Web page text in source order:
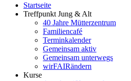
Startseite
Treffpunkt Jung & Alt
40 Jahre Mütterzentrum
Familiencafé
Terminkalender
Gemeinsam aktiv
Gemeinsam unterwegs
wirFAIRändern
Kurse